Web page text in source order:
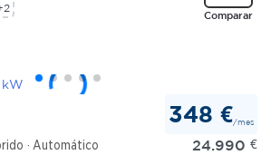
Comparar
Automático
348 €/mes
24.990 €